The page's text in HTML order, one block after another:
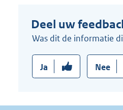
Deel uw
Was dit de informatie
Ja Nee